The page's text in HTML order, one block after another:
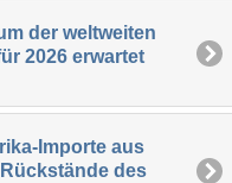
der weltweiten
2026 erwartet
Importe aus
des